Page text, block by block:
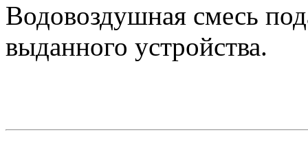
Водовоздушная смесь
выданного устройства.